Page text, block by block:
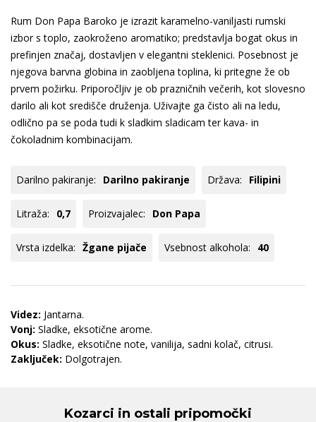
Rum Don Papa Baroko je izrazit karamelno-vaniljasti rumski
izbor s toplo, zaokroženo aromatiko; predstavlja bogat okus in
prefinjen značaj, dostavljen v elegantni steklenici. Posebnost je
njegova barvna globina in zaobljena toplina, ki pritegne že ob
prvem požirku. Priporočljiv je ob prazničnih večerih, kot slovesno
darilo ali kot središče druženja. Uživajte ga čisto ali na ledu,
odlično pa se poda tudi k sladkim sladicam ter kava- in
čokoladnim kombinacijam.
Darilno pakiranje: Darilno pakiranje Država: Filipini
Litraža: 0,7 Proizvajalec: Don Papa
Vrsta izdelka: Žgane pijače Vsebnost alkohola: 40
Videz: Jantarna.
Vonj: Sladke, eksotične arome.
Okus: Sladke, eksotične note, vanilija, sadni kolač, citrusi.
Zaključek: Dolgotrajen.
Kozarci in ostali pripomočki